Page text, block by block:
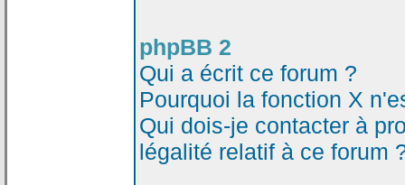
phpBB 2
Qui a écrit ce forum ?
Pourquoi la fonction X
Qui dois-je contacter à
légalité relatif à ce forum